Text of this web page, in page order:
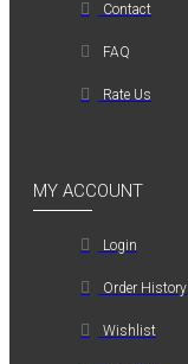
Contact
FAQ
Rate Us
MY ACCOUNT
Login
Order History
Wishlist